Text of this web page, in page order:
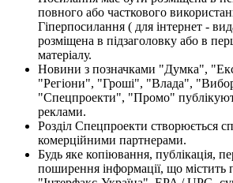
повного або часткового
Гіперпосилання ( для інтернет -
розміщена в підзаголовку або в
матеріалу.
Новини з позначками "Думка",
"Регіони", "Гроші", "Влада",
"Спецпроекти", "Промо"
реклами.
Розділ Спецпроекти створюється
комерційними партнерами.
Будь яке копіювання, публікація,
поширення інформації, що містить